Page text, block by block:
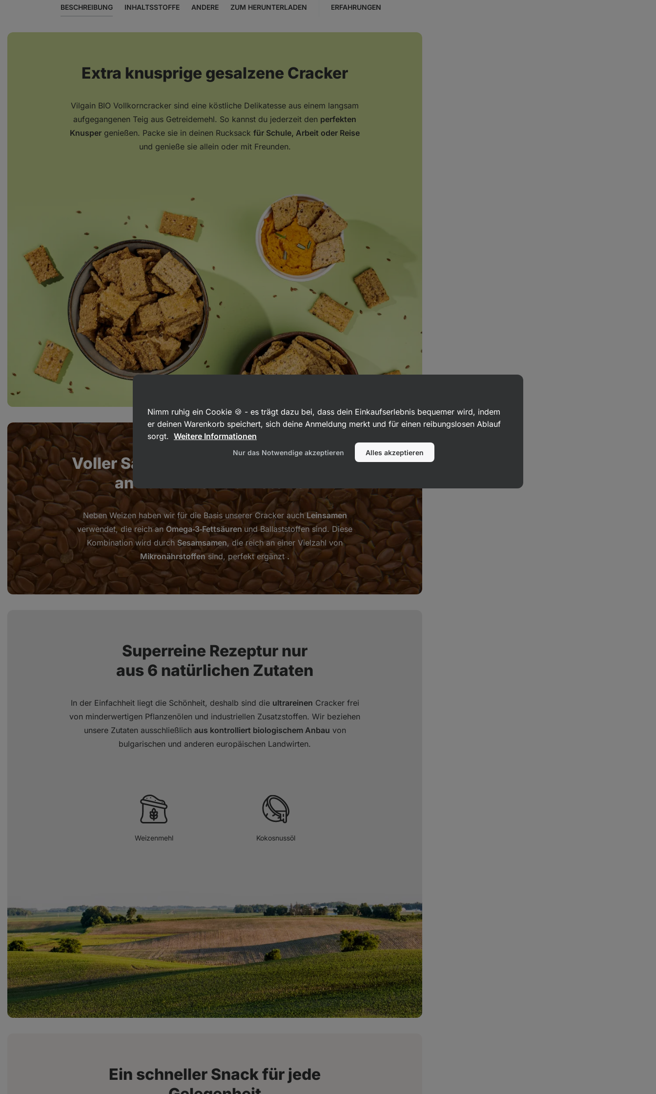
BESCHREIBUNG INHALTSSTOFFE ANDERE ZUM HERUNTERLADEN ERFAHRUNGEN
Extra knusprige gesalzene Cracker
Vilgain BIO Vollkorncracker sind eine köstliche Delikatesse aus einem langsam
aufgegangenen Teig aus Getreidemehl. So kannst du jederzeit den perfekten
Knusper genießen. Packe sie in deinen Rucksack für Schule, Arbeit oder Reise
und genieße sie allein oder mit Freunden.
Voller Samen mit einem hohen Gehalt
an nützlichen Nährstoffen
Neben Weizen haben wir für die Basis unserer Cracker auchLeinsamen
verwendet, die reich an Omega‑3‑Fettsäuren und Ballaststoffen sind. Diese
Kombination wird durch Sesamsamen, die reich an einer Vielzahl von
Mikronährstoffensind, perfekt ergänzt .
Superreine Rezeptur nur
aus 6 natürlichen Zutaten
In der Einfachheit liegt die Schönheit, deshalb sind die ultrareinen Cracker frei
von minderwertigen Pflanzenölen und industriellen Zusatzstoffen. Wir beziehen
unsere Zutaten ausschließlich aus kontrolliert biologischem Anbau von
bulgarischen und anderen europäischen Landwirten.
Weizenmehl Kokosnussöl
Ein schneller Snack für jede
Nimm ruhig ein Cookie 🍪 - es trägt dazu bei, dass dein Einkaufserlebnis bequemer wird, indem
er deinen Warenkorb speichert, sich deine Anmeldung merkt und für einen reibungslosen Ablauf
sorgt. Weitere Informationen
Nur das Notwendige akzeptieren Alles akzeptieren